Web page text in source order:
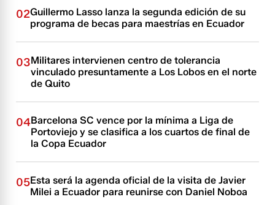
02Guillermo Lasso lanza la segunda edición de su
programa de becas para maestrías en Ecuador
03Militares intervienen centro de tolerancia
vinculado presuntamente a Los Lobos en el norte
de Quito
04Barcelona SC vence por la mínima a Liga de
Portoviejo y se clasifica a los cuartos de final de
la Copa Ecuador
05Esta será la agenda oficial de la visita de Javier
Milei a Ecuador para reunirse con Daniel Noboa